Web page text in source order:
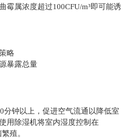
霉属浓度超过100CFU/m³即可能诱
略
暴露总量
分钟以上，促进空气流通以降低室
用除湿机将室内湿度控制在
殖。